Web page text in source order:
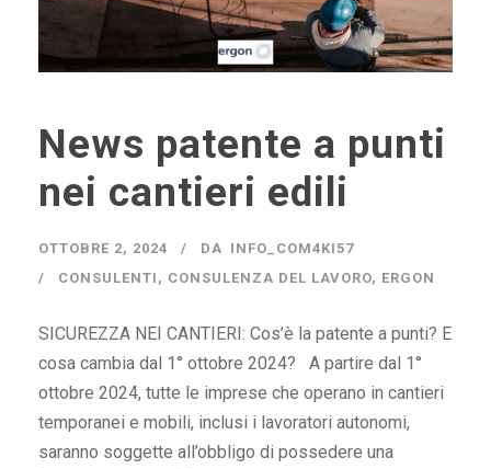
News patente a punti
nei cantieri edili
OTTOBRE 2, 2024 DA INFO_COM4KI57
CONSULENTI , CONSULENZA DEL LAVORO, ERGON
SICUREZZA NEI CANTIERI: Cos’è la patente a punti? E
cosa cambia dal 1° ottobre 2024? A partire dal 1°
ottobre 2024, tutte le imprese che operano in cantieri
temporanei e mobili, inclusi i lavoratori autonomi,
saranno soggette all’obbligo di possedere una